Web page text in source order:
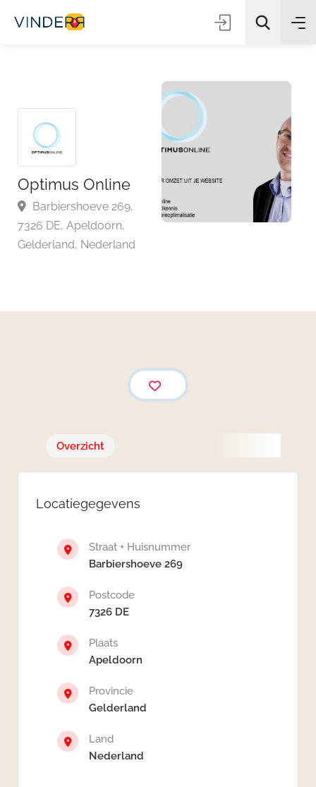
Zoeken
Optimus Online
Barbiershoeve 269,
7326 DE, Apeldoorn,
Overzicht
Locatiegegevens
Straat + Huisnummer
Barbiershoeve 269
Postcode
7326 DE
Plaats
Apeldoorn
Provincie
Gelderland
Land
Nederland